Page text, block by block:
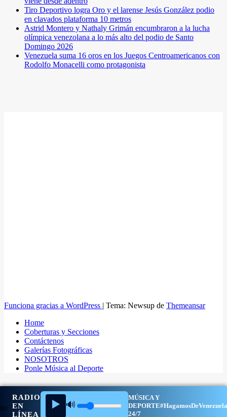
Tiro Deportivo logra Oro y el larense Jesús González podio
en clavados plataforma 10 metros
Astrid Montero y Nathaly Grimán encumbraron a la lucha
olímpica venezolana a lo más alto del podio de Santo
Domingo 2026
Venezuela suma 16 oros en los Juegos Centroamericanos con
Rodolfo Monacelli como protagonista
RADIO
EN
LÍNEA
▶️ 🔊
MÚSICA Y
DEPORTE
24/7
Funciona gracias a WordPress | Tema: Newsup de Themeansar
Home
Coberturas y Secciones
Contáctenos
Galerías Fotográficas
NOSOTROS
Ponle Música al Deporte